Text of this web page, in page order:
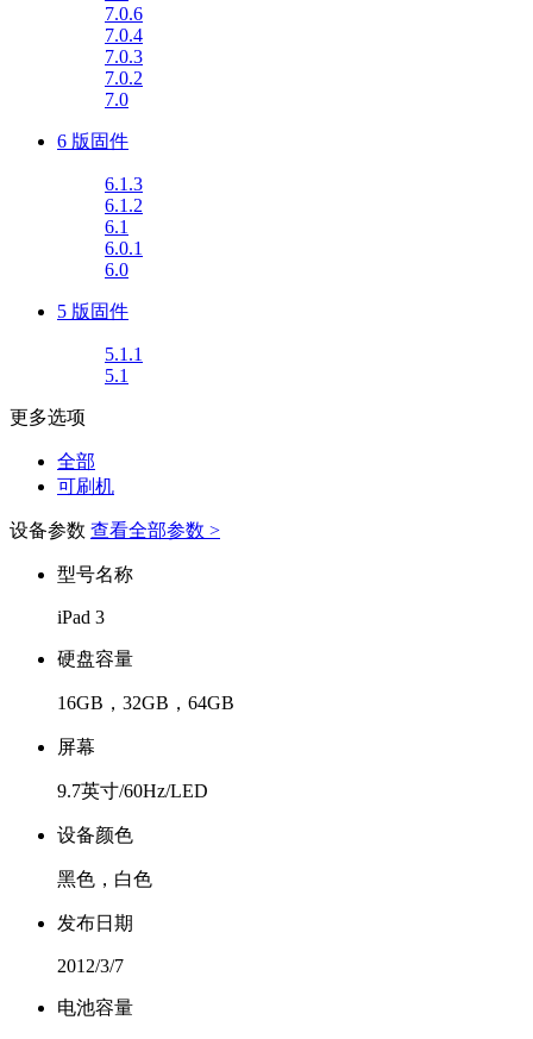
7.0.6
7.0.4
7.0.3
7.0.2
7.0
6 版固件
6.1.3
6.1.2
6.1
6.0.1
6.0
5 版固件
5.1.1
5.1
更多选项
全部
可刷机
设备参数 查看全部参数 >
型号名称
iPad 3
硬盘容量
16GB，32GB，64GB
屏幕
9.7英寸/60Hz/LED
设备颜色
黑色，白色
发布日期
2012/3/7
电池容量